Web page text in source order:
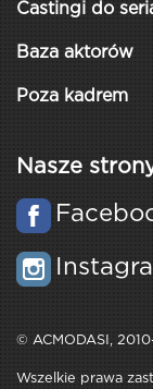
Castingi do
Baza aktorów
Poza kadrem
Nasze
© ACMODASI,
Wszelkie prawa